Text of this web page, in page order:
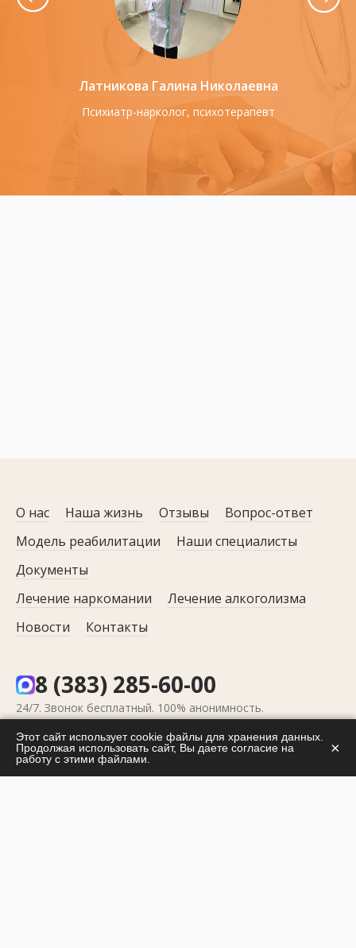
Латникова Галина Николаевна
Психиатр-нарколог, психотерапевт
О нас Наша жизнь Отзывы
Вопрос-ответ
Модель реабилитации
Наши специалисты
Документы
Лечение наркомании
Лечение алкоголизма
Новости
Контакты
8 (383) 285-60-00
24/7. Звонок бесплатный. 100% анонимность.
info@netnarco.ru
г. Новосибирск,
Этот сайт использует cookie файлы для хранения данных.
Продолжая использовать сайт, Вы даете согласие на
работу с этими файлами.
×